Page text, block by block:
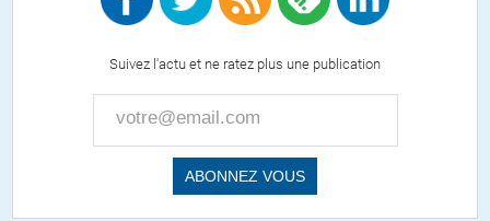
J’ai l’impression que ces deux mots ne peuvent pas être ensemble
16.10.2018 à 10h17
Mes quelques recherches géologiques sur le continent africain ( itou
Suivez l'actu et ne ratez plus une publication